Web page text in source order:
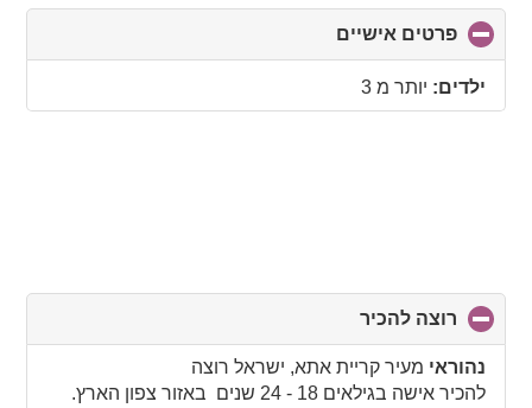
פרטים אישיים
to
ילדים: יותר מ 3
רוצה להכיר
to
collapse
contents
נהוראי מעיר קריית אתא, ישראל רוצה
להכיר אישה בגילאים 18 - 24 שנים באזור צפון הארץ.